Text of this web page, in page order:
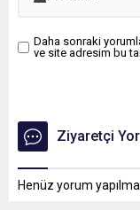
Daha sonraki
ve site adresim bu
Ziyaretçi
Henüz yorum